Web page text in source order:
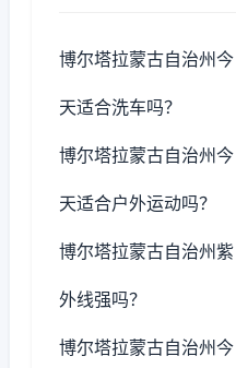
博尔塔拉蒙古自治州今
天适合洗车吗？
博尔塔拉蒙古自治州今
天适合户外运动吗？
博尔塔拉蒙古自治州紫
外线强吗？
博尔塔拉蒙古自治州今